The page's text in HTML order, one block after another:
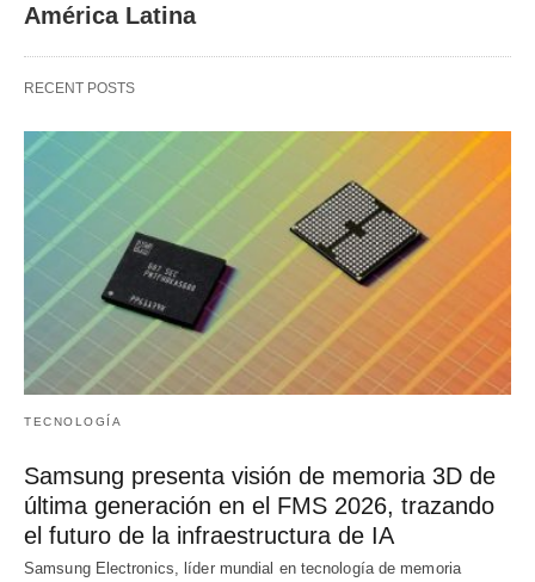
América Latina
RECENT POSTS
TECNOLOGÍA
Samsung presenta visión de memoria 3D de
última generación en el FMS 2026, trazando
el futuro de la infraestructura de IA
Samsung Electronics, líder mundial en tecnología de memoria